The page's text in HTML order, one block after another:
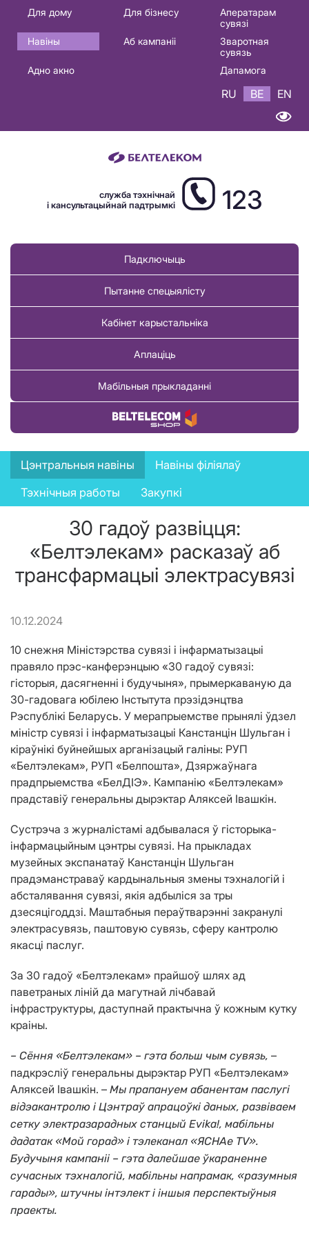
Основная
навигация
BE
Для дому Для бізнесу
Аператарам
сувязі
Навіны
Аб кампаніі
Зваротная
сувязь
Адно акно
Дапамога
RU BE EN
служба тэхнічнай
і кансультацыйнай падтрымкі
123
Падключыць
Пытанне спецыялісту
Кабінет карыстальніка
Аплаціць
Мабільныя прыкладанні
Купіць тавар
News
menu
Цэнтральныя навіны
Навіны філіялаў
Тэхнічныя работы
Закупкі
30 гадоў развіцця:
«Белтэлекам» расказаў аб
трансфармацыі электрасувязі
10.12.2024
10 снежня Міністэрства сувязі і інфарматызацыі
правяло прэс-канферэнцыю «30 гадоў сувязі:
гісторыя, дасягненні і будучыня», прымеркаваную да
30-гадовага юбілею Інстытута прэзідэнцтва
Рэспублікі Беларусь. У мерапрыемстве прынялі ўдзел
міністр сувязі і інфарматызацыі Канстанцін Шульган і
кіраўнікі буйнейшых арганізацый галіны: РУП
«Белтэлекам», РУП «Белпошта», Дзяржаўнага
прадпрыемства «БелДІЭ». Кампанію «Белтэлекам»
прадставіў генеральны дырэктар Аляксей Івашкін.
Сустрэча з журналістамі адбывалася ў гісторыка-
інфармацыйным цэнтры сувязі. На прыкладах
музейных экспанатаў Канстанцін Шульган
прадэманстраваў кардынальныя змены тэхналогій і
абсталявання сувязі, якія адбыліся за тры
дзесяцігоддзі. Маштабныя пераўтварэнні закранулі
электрасувязь, паштовую сувязь, сферу кантролю
якасці паслуг.
За 30 гадоў «Белтэлекам» прайшоў шлях ад
паветраных ліній да магутнай лічбавай
інфраструктуры, даступнай практычна ў кожным кутку
краіны.
– Сёння «Белтэлекам» – гэта больш чым сувязь, –
падкрэсліў генеральны дырэктар РУП «Белтэлекам»
Аляксей Івашкін. – Мы прапануем абанентам паслугі
відэакантролю і Цэнтраў апрацоўкі даных, развіваем
сетку электразарадных станцый Evika!, мабільны
дадатак «Мой горад» і тэлеканал «ЯСНАе TV».
Будучыня кампаніі – гэта далейшае ўкараненне
сучасных тэхналогій, мабільны напрамак, «разумныя
гарады», штучны інтэлект і іншыя перспектыўныя
праекты.